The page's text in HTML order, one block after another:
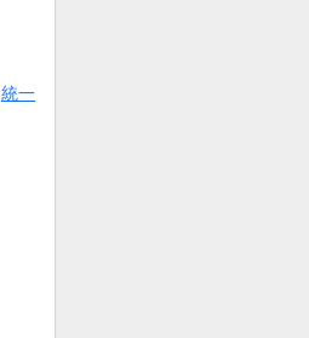
統一